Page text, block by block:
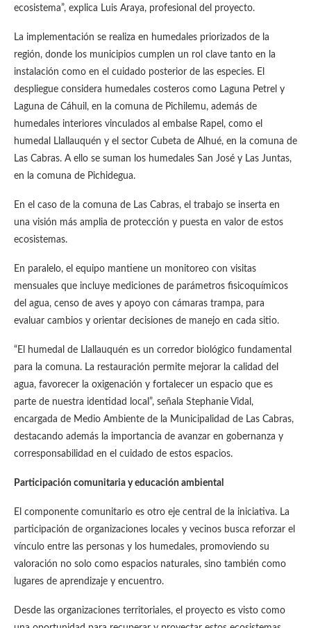
ecosistema”, explica Luis Araya, profesional del proyecto.
La implementación se realiza en humedales priorizados de la
región, donde los municipios cumplen un rol clave tanto en la
instalación como en el cuidado posterior de las especies. El
despliegue considera humedales costeros como Laguna Petrel y
Laguna de Cáhuil, en la comuna de Pichilemu, además de
humedales interiores vinculados al embalse Rapel, como el
humedal Llallauquén y el sector Cubeta de Alhué, en la comuna de
Las Cabras. A ello se suman los humedales San José y Las Juntas,
en la comuna de Pichidegua.
En el caso de la comuna de Las Cabras, el trabajo se inserta en
una visión más amplia de protección y puesta en valor de estos
ecosistemas.
En paralelo, el equipo mantiene un monitoreo con visitas
mensuales que incluye mediciones de parámetros fisicoquímicos
del agua, censo de aves y apoyo con cámaras trampa, para
evaluar cambios y orientar decisiones de manejo en cada sitio.
“El humedal de Llallauquén es un corredor biológico fundamental
para la comuna. La restauración permite mejorar la calidad del
agua, favorecer la oxigenación y fortalecer un espacio que es
parte de nuestra identidad local”, señala Stephanie Vidal,
encargada de Medio Ambiente de la Municipalidad de Las Cabras,
destacando además la importancia de avanzar en gobernanza y
corresponsabilidad en el cuidado de estos espacios.
Participación comunitaria y educación ambiental
El componente comunitario es otro eje central de la iniciativa. La
participación de organizaciones locales y vecinos busca reforzar el
vínculo entre las personas y los humedales, promoviendo su
valoración no solo como espacios naturales, sino también como
lugares de aprendizaje y encuentro.
Desde las organizaciones territoriales, el proyecto es visto como